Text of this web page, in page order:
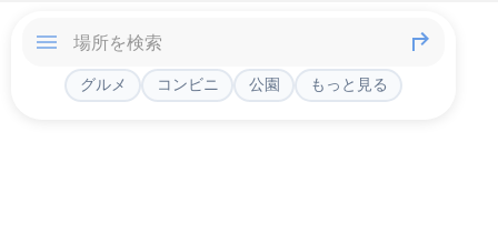
グルメ コンビニ 公園 もっと見る